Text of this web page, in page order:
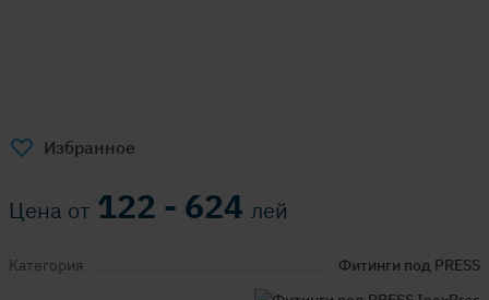
Избранное
Цена от 122 - 624 лей
Категория Фитинги под PRESS